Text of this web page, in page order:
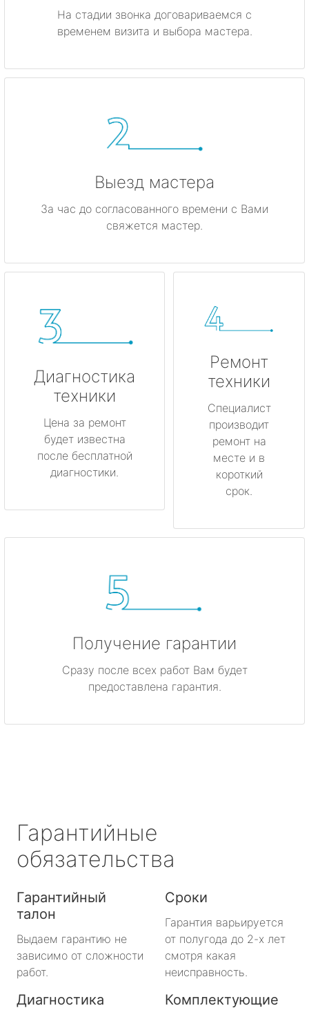
На стадии звонка договариваемся с
временем визита и выбора мастера.
Выезд мастера
За час до согласованного времени с Вами
свяжется мастер.
Диагностика
техники
Цена за ремонт
будет известна
после бесплатной
диагностики.
Ремонт
техники
Специалист
производит
ремонт на
месте и в
короткий
срок.
Получение гарантии
Сразу после всех работ Вам будет
предоставлена гарантия.
Гарантийные
обязательства
Гарантийный
талон
Выдаем гарантию не
зависимо от сложности
работ.
Сроки
Гарантия варьируется
от полугода до 2-х лет
смотря какая
неисправность.
Диагностика Комплектующие